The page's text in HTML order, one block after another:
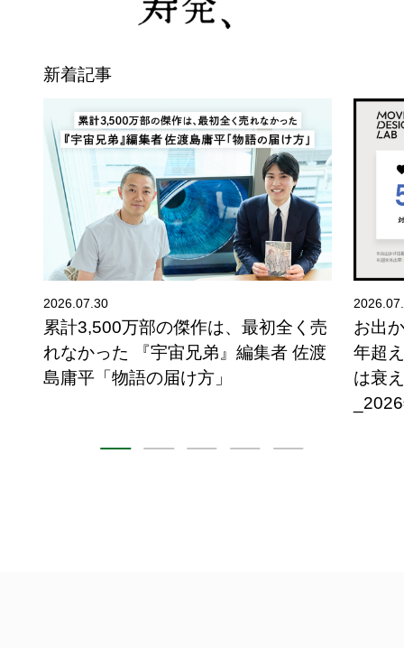
新着記事
2026.07.30
累計3,500万部の傑作は、最初全く売
れなかった 『宇宙兄弟』編集者 佐渡
島庸平「物語の届け方」
お出
年超
は衰